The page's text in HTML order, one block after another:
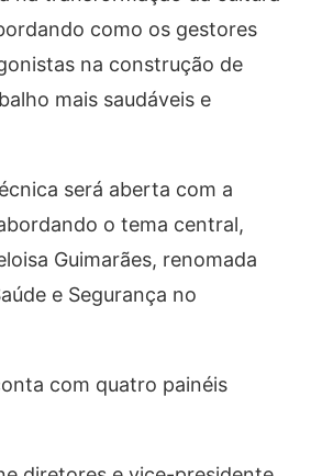
como os gestores
na construção de
mais saudáveis e
será aberta com a
o tema central,
Guimarães, renomada
e Segurança no
com quatro painéis